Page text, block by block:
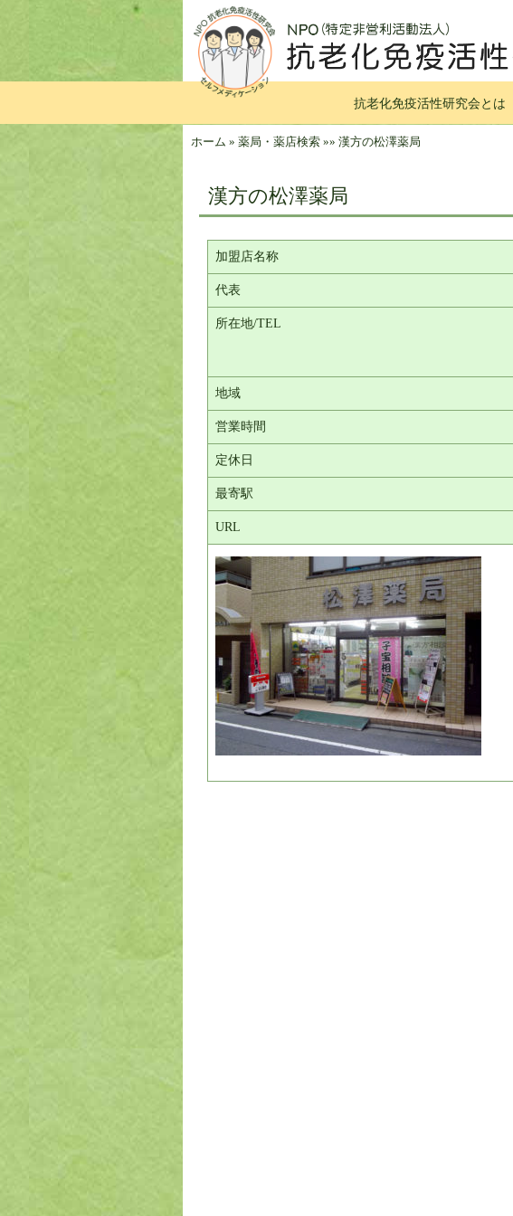
抗老化免疫活性研究会とは
ホーム » 薬局・薬店検索 »» 漢方の松澤薬局
漢方の松澤薬局
加盟店名称
代表
所在地/TEL
地域
営業時間
定休日
最寄駅
URL